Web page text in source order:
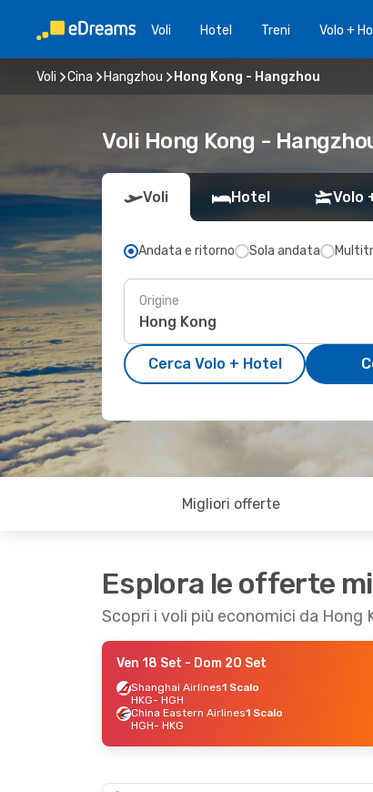
Voli Hotel Treni Volo +
Voli Cina Hangzhou Hong Kong - Hangzhou
Voli Hong Kong -
Voli Hotel Volo
Andata e ritorno Sola andata
Origine
Cerca Volo + Hotel
Migliori offerte
Esplora le offerte
Scopri i voli più economici da Hong
Ven 18 Set - Dom 20 Set
Shanghai Airlines1 Scalo
HKG- HGH
China Eastern Airlines1 Scalo
HGH- HKG